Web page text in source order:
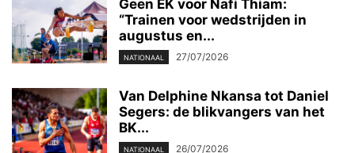
Geen EK voor Nafi Thiam:
“Trainen voor wedstrijden in
augustus en...
NATIONAAL 27/07/2026
Van Delphine Nkansa tot Daniel
Segers: de blikvangers van het
BK...
NATIONAAL 26/07/2026